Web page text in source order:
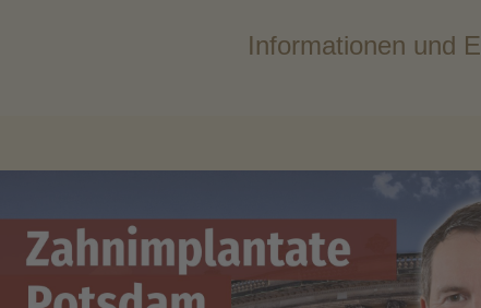
Informationen und